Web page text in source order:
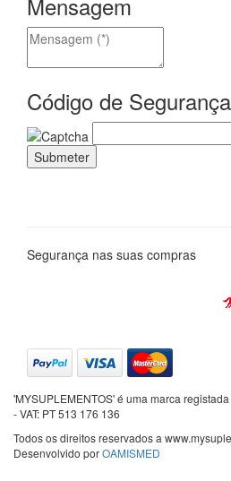
Código de Segurança
Segurança nas suas compras
'MYSUPLEMENTOS' é uma marca
- VAT: PT 513 176 136
Todos os direitos reservados a
Desenvolvido porOAMISMED